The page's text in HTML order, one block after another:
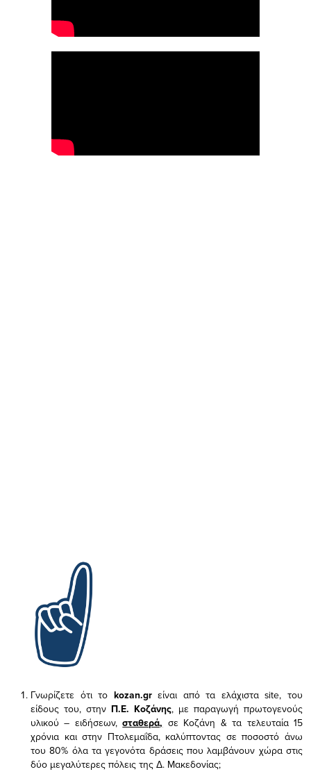
Γνωρίζετε ότι το kozan.gr είναι από τα ελάχισταsite, του
είδους του, στην Π.Ε. Κοζάνης, με παραγωγή πρωτογενούς
υλικού – ειδήσεων,σταθερά, σε Κοζάνη & τα τελευταία 15
χρόνια και στην Πτολεμαΐδα, καλύπτοντας σε ποσοστό άνω
του 80% όλα τα γεγονότα δράσεις που λαμβάνουν χώρα στις
δύο μεγαλύτερες πόλεις της Δ. Μακεδονίας;